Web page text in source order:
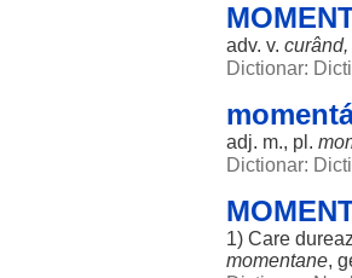
adv. v. curând,
Dictionar:
adj. m., pl.
Dictionar:
1) Care
momentane,